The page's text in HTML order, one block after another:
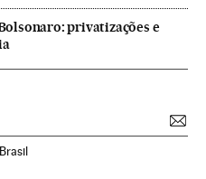
privatizações e